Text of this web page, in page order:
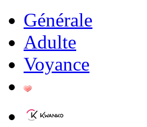
Générale
Adulte
Voyance